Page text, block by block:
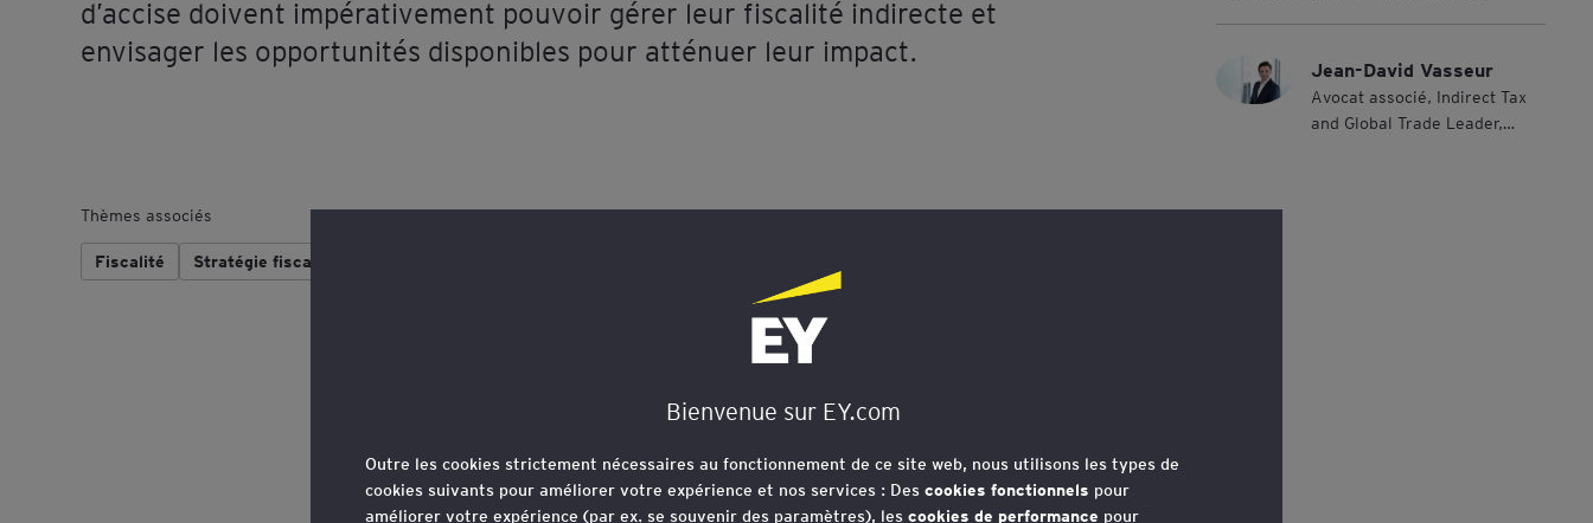
d’accise doivent impérativement pouvoir gérer leur fiscalité indirecte et
envisager les opportunités disponibles pour atténuer leur impact.
Thèmes associés
Fiscalité Stratégie fiscale
Jean-David Vasseur
Avocat associé, Indirect Tax
and Global Trade Leader,
Bienvenue sur EY.com
Outre les cookies strictement nécessaires au fonctionnement de ce site web, nous utilisons les types de
cookies suivants pour améliorer votre expérience et nos services : Des cookies fonctionnels pour
améliorer votre expérience (par ex. se souvenir des paramètres), les cookies de performance pour